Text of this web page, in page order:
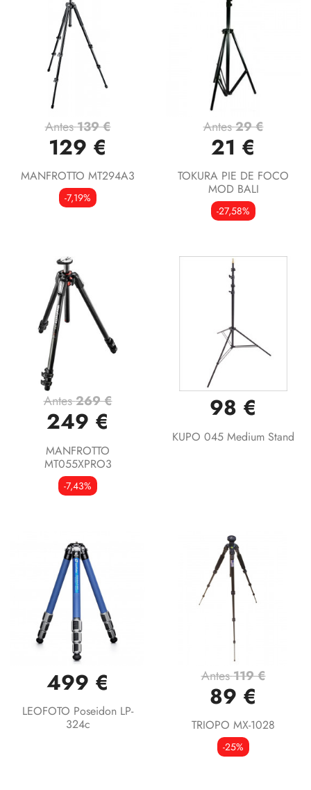
Antes139 €
129 €
MANFROTTO MT294A3
-7,19%
Antes29 €
21 €
TOKURA PIE DE FOCO
MOD BALI
-27,58%
Antes269 €
249 €
MANFROTTO
MT055XPRO3
-7,43%
98 €
KUPO 045 Medium Stand
499 €
LEOFOTO Poseidon LP-
324c
Antes119 €
89 €
TRIOPO MX-1028
-25%